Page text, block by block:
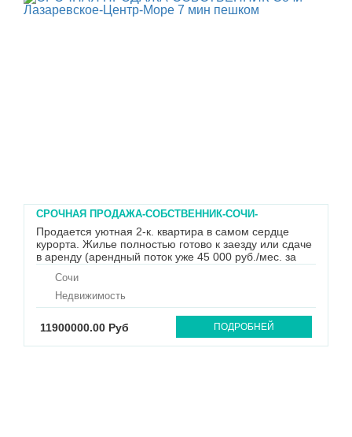
СРОЧНАЯ ПРОДАЖА-СОБСТВЕННИК-СОЧИ-
Продается уютная 2-к. квартира в самом сердце
курорта. Жилье полностью готово к заезду или сдаче
в аренду (арендный поток уже 45 000 руб./мес. за
счет локации). Адрес: Сочи, пгт. Лазаревское, ул.
Партизанская, 17, кв. 18. Почему это выгодно:
Идеальный баланс: центр курорта (вся
инфраструктура рядом)...
Сочи
11900000.00 Руб
Недвижимость
ПОДРОБНЕЙ